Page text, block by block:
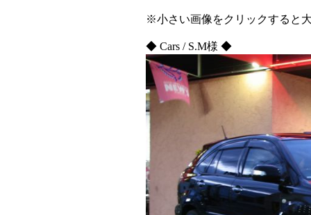
※小さい画像をクリックすると
◆ Cars / S.M様 ◆